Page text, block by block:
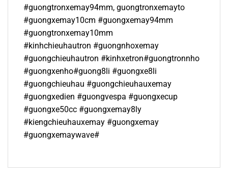
#guongtronxemay94mm, guongtronxemayto
#guongxemay10cm #guongxemay94mm
#guongtronxemay10mm
#kinhchieuhautron #guongnhoxemay
#guongchieuhautron #kinhxetron#guongtronnho
#guongxenho#guong8li #guongxe8li
#guongchieuhau #guongchieuhauxemay
#guongxedien #guongvespa #guongxecup
#guongxe50cc #guongxemay8ly
#kiengchieuhauxemay #guongxemay
#guongxemaywave#